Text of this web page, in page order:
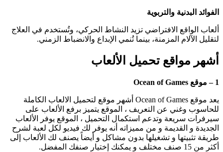
الفوائد البدنية والتربوية
ألعاب الواقع الافتراضي تزيد النشاط الحركي، وتُستخدم في العلاج
لتقليل الآلام المزمنة، بينما تُنمي الإبداع والانضباط الزمني.
أشهر مواقع تحميل الألعاب
1 – موقع Ocean of Games
يعد موقع Ocean of Games أشهر موقع لتحميل الالعاب الكاملة
للحاسوب وغني عن التعريف ، الموقع يتميز برفع الألعاب على
سيرفرات سريعة وتدعم استكمال التحميل ، الموقع يوفر الألعاب
الجديدة و القديمة و من مميزاته أنه يوفر لك فيديو لكل لعبة لشرح
طريقة تثبيتها و تشغيلها بدون مشاكل و أيضاً يصنف لك الألعاب إلى
أكثر من 15 صنف مختلف و يمكنك إختيار صنفك المفضل.